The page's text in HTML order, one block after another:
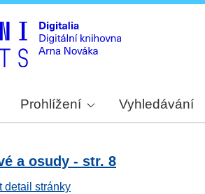
Prohlížení Vyhledávání
a osudy - str. 8
detail stránky